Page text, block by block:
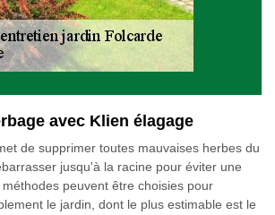
avec Klien élagage
de supprimer toutes mauvaises herbes du
jusqu'à la racine pour éviter une
peuvent être choisies pour
le jardin, dont le plus estimable est le